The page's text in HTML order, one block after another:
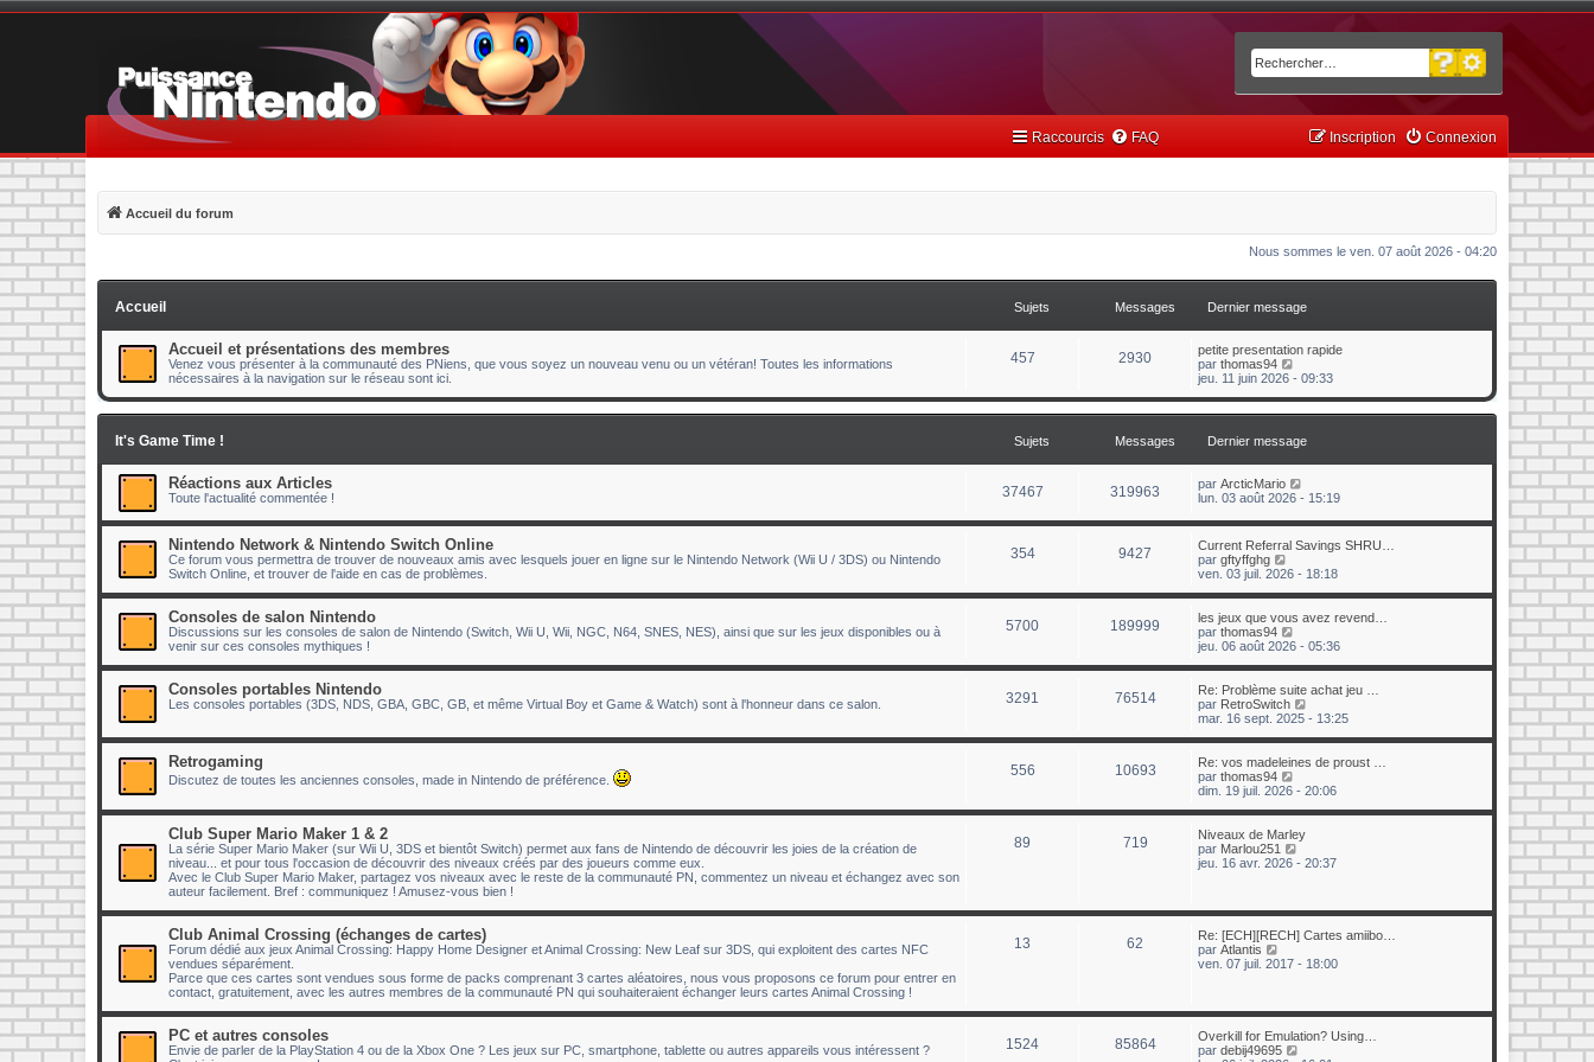
Rechercher
Recherche avancée
Raccourcis FAQ Connexion
Inscription
Accueil du forum
Nous sommes le ven. 07 août 2026 - 04:20
Accueil Sujets Messages Dernier message
Accueil et présentations des membres
Venez vous présenter à la communauté des PNiens, que vous soyez un nouveau venu ou un vétéran! Toutes les informations
nécessaires à la navigation sur le réseau sont ici.
457 2930
petite presentation rapide
par thomas94
o
s
u
t
e
r
l
e
d
r
e
m
s
a
g
e
jeu. 11 juin 2026 - 09:33
It's Game Time ! Sujets Messages Dernier message
Réactions aux Articles
Toute l'actualité commentée ! 37467 319963 par ArcticMario
o
s
u
l
e
r
e
d
e
r
i
e
r
m
s
a
g
lun. 03 août 2026 - 15:19
Nintendo Network & Nintendo Switch Online
Ce forum vous permettra de trouver de nouveaux amis avec lesquels jouer en ligne sur le Nintendo Network (Wii U / 3DS) ou Nintendo
Switch Online, et trouver de l'aide en cas de problèmes.
354 9427
Current Referral Savings SHRU…
par gftyffghg
o
s
u
l
t
r
l
e
d
r
n
i
e
r
m
e
s
s
a
ven. 03 juil. 2026 - 18:18
Consoles de salon Nintendo
Discussions sur les consoles de salon de Nintendo (Switch, Wii U, Wii, NGC, N64, SNES, NES), ainsi que sur les jeux disponibles ou à
venir sur ces consoles mythiques !
5700 189999
les jeux que vous avez revend…
par thomas94
o
s
u
l
t
r
l
r
n
i
e
s
s
a
jeu. 06 août 2026 - 05:36
Consoles portables Nintendo
Les consoles portables (3DS, NDS, GBA, GBC, GB, et même Virtual Boy et Game & Watch) sont à l'honneur dans ce salon. 3291 76514
Re: Problème suite achat jeu …
par RetroSwitch
o
s
u
t
r
d
i
e
r
m
e
a
e
mar. 16 sept. 2025 - 13:25
Retrogaming
Discutez de toutes les anciennes consoles, made in Nintendo de préférence.
556 10693
Re: vos madeleines de proust …
par thomas94
o
s
u
l
t
e
d
e
r
m
e
s
dim. 19 juil. 2026 - 20:06
Club Super Mario Maker 1 & 2
La série Super Mario Maker (sur Wii U, 3DS et bientôt Switch) permet aux fans de Nintendo de découvrir les joies de la création de
niveau... et pour tous l'occasion de découvrir des niveaux créés par des joueurs comme eux.
Avec le Club Super Mario Maker, partagez vos niveaux avec le reste de la communauté PN, commentez un niveau et échangez avec son
auteur facilement. Bref : communiquez ! Amusez-vous bien !
89 719
Niveaux de Marley
par Marlou251
o
l
t
e
r
e
r
jeu. 16 avr. 2026 - 20:37
Club Animal Crossing (échanges de cartes)
Forum dédié aux jeux Animal Crossing: Happy Home Designer et Animal Crossing: New Leaf sur 3DS, qui exploitent des cartes NFC
vendues séparément.
Parce que ces cartes sont vendues sous forme de packs comprenant 3 cartes aléatoires, nous vous proposons ce forum pour entrer en
contact, gratuitement, avec les autres membres de la communauté PN qui souhaiteraient échanger leurs cartes Animal Crossing !
13 62
Re: [ECH][RECH] Cartes amiibo…
par Atlantis
o
l
t
e
ven. 07 juil. 2017 - 18:00
PC et autres consoles
Envie de parler de la PlayStation 4 ou de la Xbox One ? Les jeux sur PC, smartphone, tablette ou autres appareils vous intéressent ?
1524 85864
Overkill for Emulation? Using…
par debij49695